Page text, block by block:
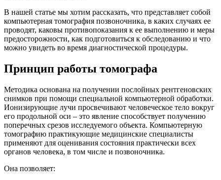
В нашей статье мы хотим рассказать, что представляет собой
компьютерная томография позвоночника, в каких случаях ее
проводят, каковы противопоказания к ее выполнению и меры
предосторожности, как подготовиться к обследованию и что
можно увидеть во время диагностической процедуры.
Принцип работы томографа
Методика основана на получении послойных рентгеновских
снимков при помощи специальной компьютерной обработки.
Ионизирующие лучи просвечивают человеческое тело вокруг
его продольной оси – это явление способствует получению
поперечных срезов исследуемого объекта. Компьютерную
томографию практикующие медицинские специалисты
применяют для оценивания состояния практически всех
органов человека, в том числе и позвоночника.
Она позволяет: